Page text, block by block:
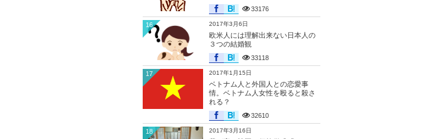
33176
2017年3月6日
欧米人には理解出来ない日本人の
３つの結婚観
33118
16
2017年1月15日
ベトナム人と外国人との恋愛事
情。ベトナム人女性を殴ると殺さ
れる？
32610
17
2017年3月16日
18